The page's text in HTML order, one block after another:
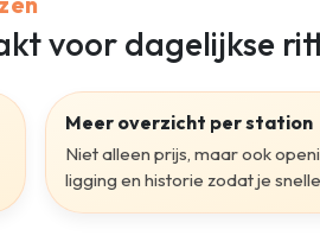
voor dagelijkse
Meer overzicht per station
Niet alleen prijs, maar ook
ligging en historie zodat je